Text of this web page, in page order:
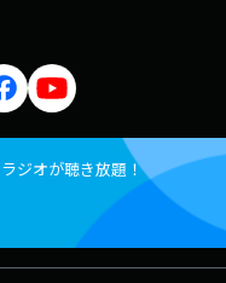
ジオが聴き放題！